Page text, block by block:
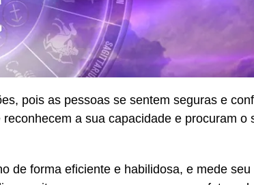
pois as pessoas se sentem seguras e
a sua capacidade e procuram o
de forma eficiente e habilidosa, e mede